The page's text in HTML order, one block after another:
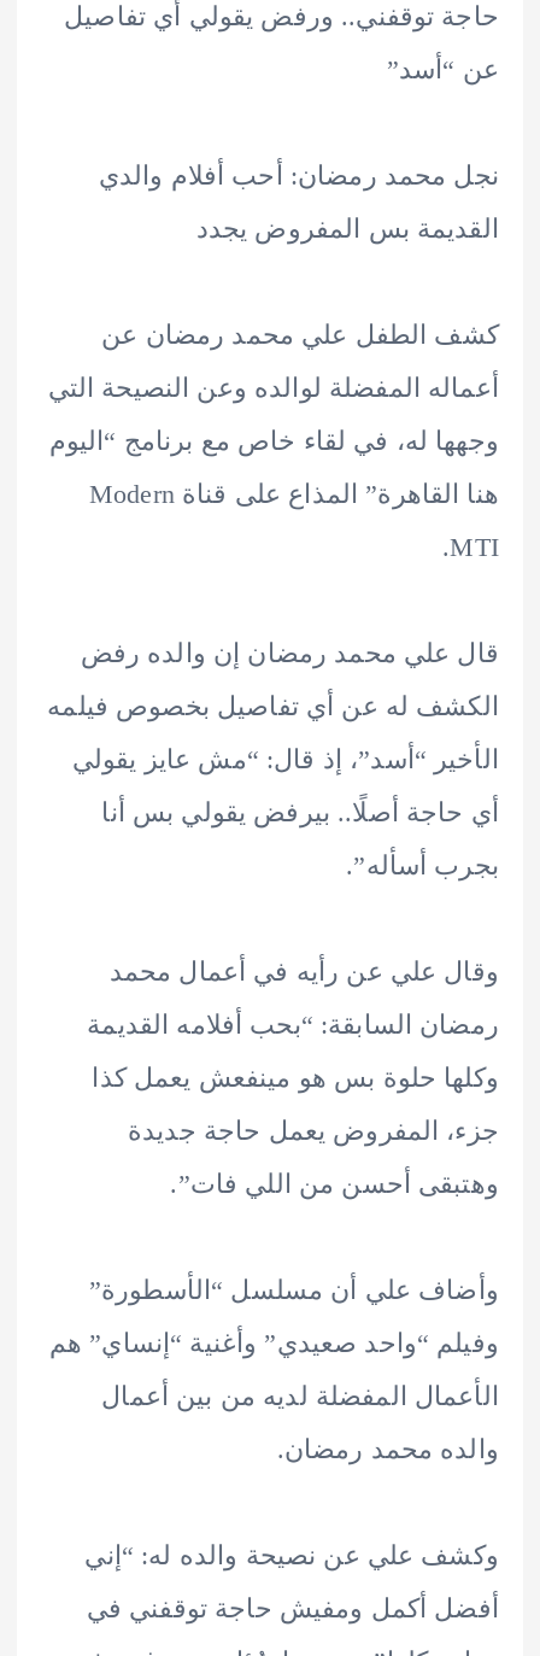
توقفني.. ورفض يقولي أي تفاصيل
محمد رمضان: أحب أفلام والدي
بس المفروض يجدد
الطفل علي محمد رمضان عن
المفضلة لوالده وعن النصيحة التي
له، في لقاء خاص مع برنامج “اليوم
هنا القاهرة” المذاع على قناة Modern
علي محمد رمضان إن والده رفض
له عن أي تفاصيل بخصوص فيلمه
“أسد”، إذ قال: “مش عايز يقولي
أصلًا.. بيرفض يقولي بس أنا
أسأله”.
علي عن رأيه في أعمال محمد
السابقة: “بحب أفلامه القديمة
حلوة بس هو مينفعش يعمل كذا
المفروض يعمل حاجة جديدة
أحسن من اللي فات”.
علي أن مسلسل “الأسطورة”
“واحد صعيدي” وأغنية “إنساي” هم
المفضلة لديه من بين أعمال
محمد رمضان.
علي عن نصيحة والده له: “إني
أكمل ومفيش حاجة توقفني في